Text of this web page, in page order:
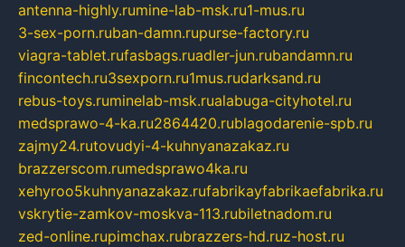
antenna-highly.rumine-lab-msk.ru1-mus.ru
3-sex-porn.ruban-damn.rupurse-factory.ru
viagra-tablet.rufasbags.ruadler-jun.rubandamn.ru
fincontech.ru3sexporn.ru1mus.rudarksand.ru
rebus-toys.ruminelab-msk.rualabuga-cityhotel.ru
medsprawo-4-ka.ru2864420.rublagodarenie-spb.ru
zajmy24.rutovudyi-4-kuhnyanazakaz.ru
brazzerscom.rumedsprawo4ka.ru
xehyroo5kuhnyanazakaz.rufabrikayfabrikaefabrika.ru
vskrytie-zamkov-moskva-113.rubiletnadom.ru
zed-online.rupimchax.rubrazzers-hd.ruz-host.ru